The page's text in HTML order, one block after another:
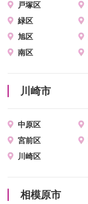
戸塚区
緑区
旭区
南区
川崎市
中原区
宮前区
川崎区
相模原市